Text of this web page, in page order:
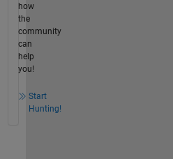
how
the
community
can
help
you!
Start
Hunting!